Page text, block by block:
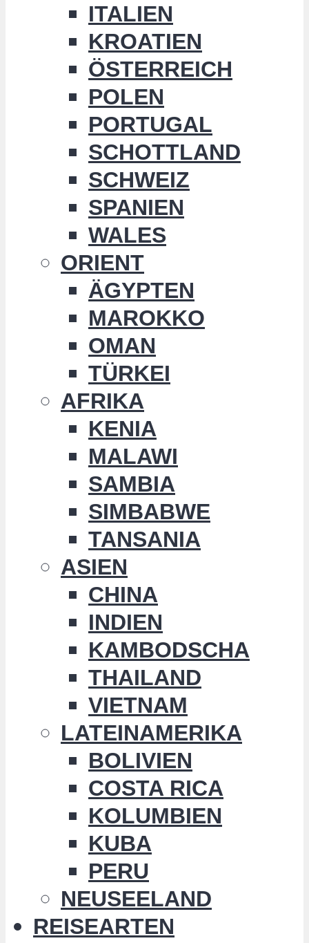
ITALIEN
KROATIEN
ÖSTERREICH
POLEN
PORTUGAL
SCHOTTLAND
SCHWEIZ
SPANIEN
WALES
ORIENT
ÄGYPTEN
MAROKKO
OMAN
TÜRKEI
AFRIKA
KENIA
MALAWI
SAMBIA
SIMBABWE
TANSANIA
ASIEN
CHINA
INDIEN
KAMBODSCHA
THAILAND
VIETNAM
LATEINAMERIKA
BOLIVIEN
COSTA RICA
KOLUMBIEN
KUBA
PERU
NEUSEELAND
REISEARTEN